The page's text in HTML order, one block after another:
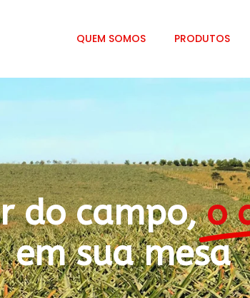
QUEM SOMOS PRODUTOS
do campo,o
em sua mesa